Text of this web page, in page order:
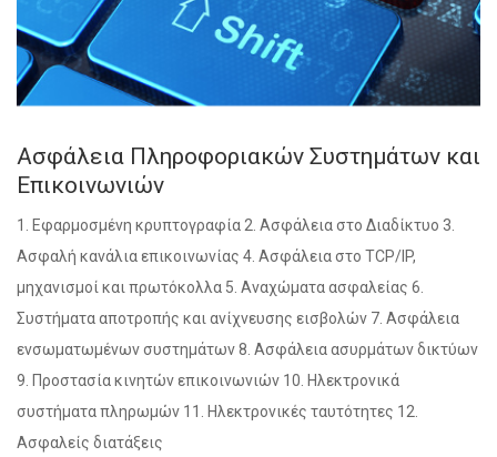
Ασφάλεια Πληροφοριακών Συστημάτων και
Επικοινωνιών
1. Εφαρμοσμένη κρυπτογραφία 2. Ασφάλεια στο Διαδίκτυο 3.
Ασφαλή κανάλια επικοινωνίας 4. Ασφάλεια στο TCP/IP,
μηχανισμοί και πρωτόκολλα 5. Αναχώματα ασφαλείας 6.
Συστήματα αποτροπής και ανίχνευσης εισβολών 7. Ασφάλεια
ενσωματωμένων συστημάτων 8. Ασφάλεια ασυρμάτων δικτύων
9. Προστασία κινητών επικοινωνιών 10. Ηλεκτρονικά
συστήματα πληρωμών 11. Ηλεκτρονικές ταυτότητες 12.
Ασφαλείς διατάξεις